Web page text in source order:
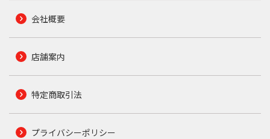
会社概要
店舗案内
特定商取引法
プライバシーポリシー